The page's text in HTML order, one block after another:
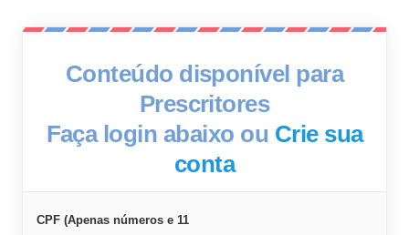
Conteúdo disponível para
Prescritores
Faça login abaixo ou Crie sua
conta
CPF (Apenas números e 11